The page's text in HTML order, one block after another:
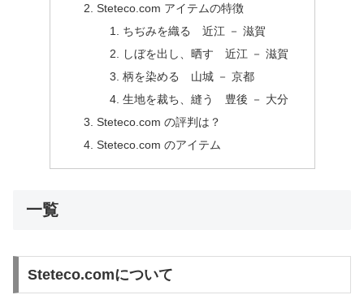
Steteco.com アイテムの特徴
ちぢみを織る 近江 － 滋賀
しぼを出し、晒す 近江 － 滋賀
柄を染める 山城 － 京都
生地を裁ち、縫う 豊後 － 大分
Steteco.com の評判は？
Steteco.com のアイテム
一覧
Steteco.comについて